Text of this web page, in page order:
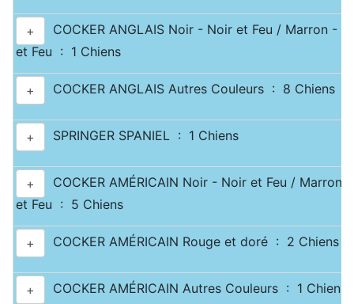
+
COCKER ANGLAIS Noir - Noir et Feu / Marron -
et Feu : 1 Chiens
+ COCKER ANGLAIS Autres Couleurs : 8 Chiens
+ SPRINGER SPANIEL : 1 Chiens
+
COCKER AMÉRICAIN Noir - Noir et Feu / Marron
et Feu : 5 Chiens
+ COCKER AMÉRICAIN Rouge et doré : 2 Chiens
+ COCKER AMÉRICAIN Autres Couleurs : 1 Chiens